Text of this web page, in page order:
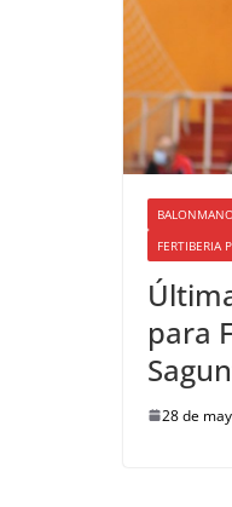
FERTIBERIA
para
28 de